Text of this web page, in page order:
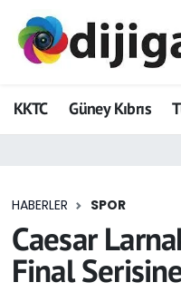
KKTC Güney Kıbrıs
HABERLER SPOR
Caesar
Final
ADVERTORIAL
Dijigazete
Eğitim
Ekonomi
Hava Durumu
Trafik Durumu
Tüm Manşetler
Son Dakika